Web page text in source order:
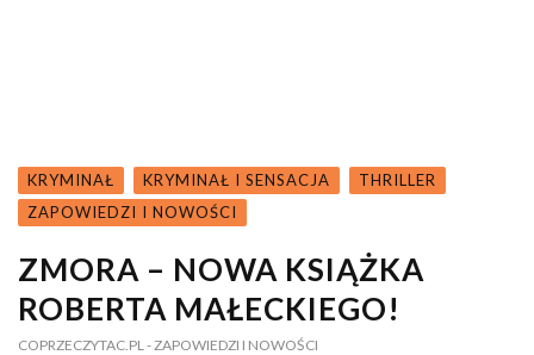
KRYMINAŁ KRYMINAŁ I SENSACJA
THRILLER
ZAPOWIEDZI I NOWOŚCI
ZMORA – NOWA KSIĄŻKA
ROBERTA MAŁECKIEGO!
COPRZECZYTAC.PL - ZAPOWIEDZI I NOWOŚCI